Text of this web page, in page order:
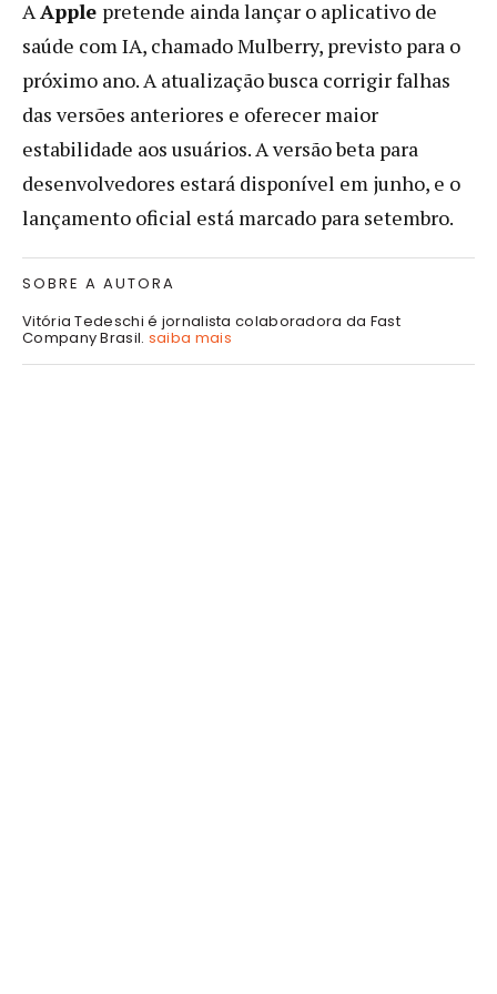
AApple pretende ainda lançar o aplicativo de
saúde com IA, chamado Mulberry, previsto para o
próximo ano. A atualização busca corrigir falhas
das versões anteriores e oferecer maior
estabilidade aos usuários. A versão beta para
desenvolvedores estará disponível em junho, e o
lançamento oficial está marcado para setembro.
SOBRE A AUTORA
Vitória Tedeschi é jornalista colaboradora da Fast
Company Brasil. saiba mais